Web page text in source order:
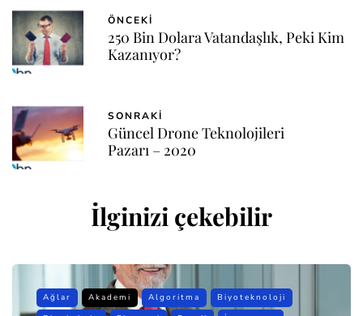
ÖNCEKI
250 Bin Dolara Vatandaşlık, Peki Kim
Kazanıyor?
SONRAKI
Güncel Drone Teknolojileri
Pazarı – 2020
İlginizi çekebilir
Ağlar Akademi Algoritma
Biyoteknoloji